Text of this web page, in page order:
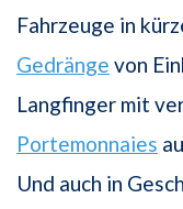
Fahrzeuge in
Gedränge von
Langfinger mit
Portemonnaies
Und auch in